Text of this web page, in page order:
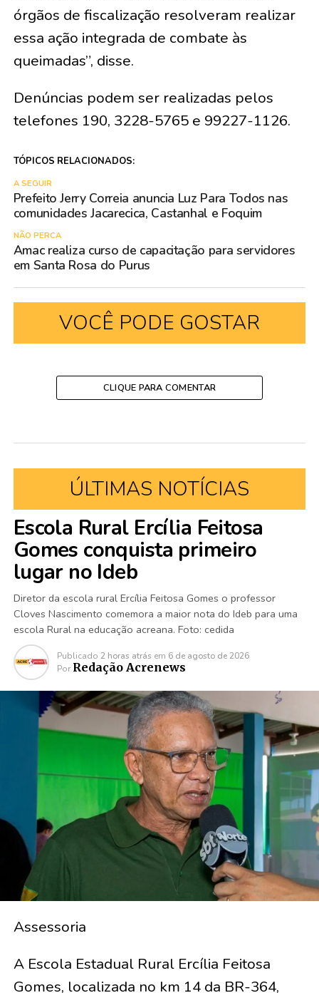
órgãos de fiscalização resolveram realizar
essa ação integrada de combate às
queimadas”, disse.
Denúncias podem ser realizadas pelos
telefones 190, 3228-5765 e 99227-1126.
TÓPICOS RELACIONADOS:
A SEGUIR
Prefeito Jerry Correia anuncia Luz Para Todos nas
comunidades Jacarecica, Castanhal e Foquim
NÃO PERCA
Amac realiza curso de capacitação para servidores
em Santa Rosa do Purus
VOCÊ PODE GOSTAR
CLIQUE PARA COMENTAR
ÚLTIMAS NOTÍCIAS
Escola Rural Ercília Feitosa
Gomes conquista primeiro
lugar no Ideb
Diretor da escola rural Ercília Feitosa Gomes o professor
Cloves Nascimento comemora a maior nota do Ideb para uma
escola Rural na educação acreana. Foto: cedida
Publicado 2 horas atrás em 6 de agosto de 2026
Por Redação Acrenews
Assessoria
A Escola Estadual Rural Ercília Feitosa
Gomes, localizada no km 14 da BR-364,